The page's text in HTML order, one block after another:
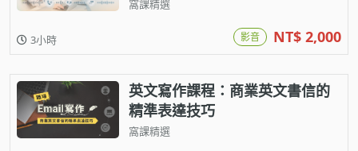
窩課精選
3小時 影音 NT$ 2,000
英文寫作課程：商業英文書信的
精準表達技巧
窩課精選